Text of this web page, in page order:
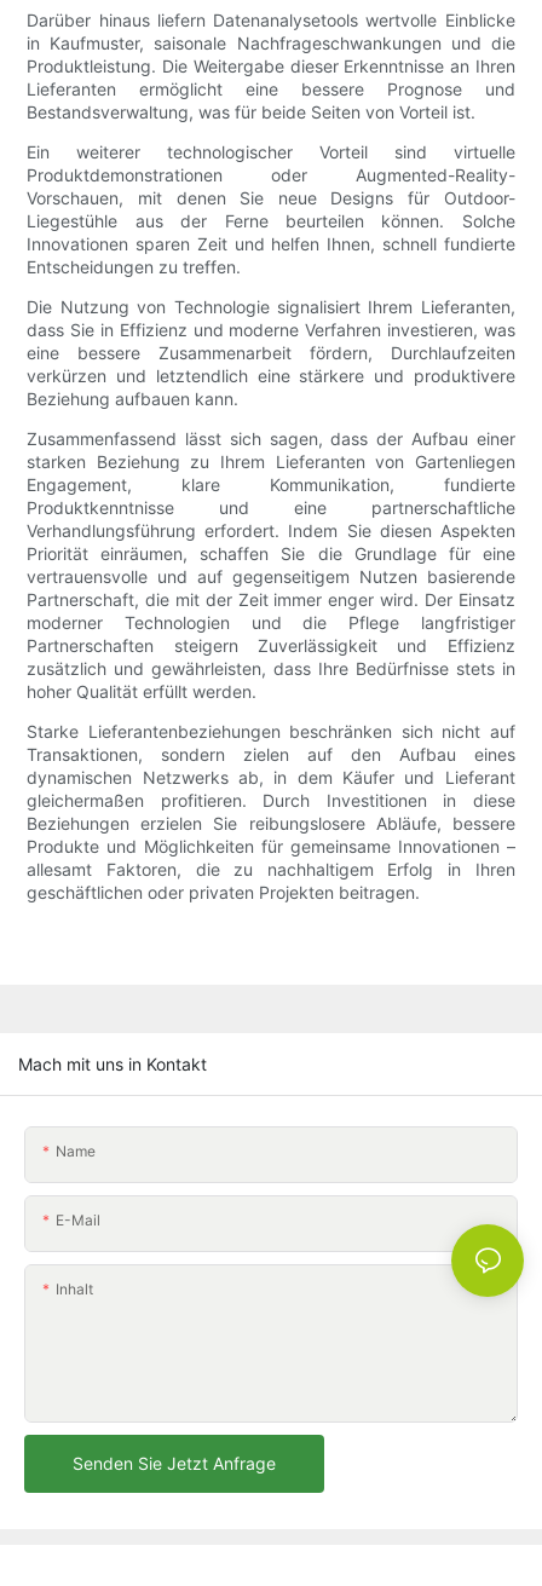
Darüber hinaus liefern Datenanalysetools wertvolle Einblicke
in Kaufmuster, saisonale Nachfrageschwankungen und die
Produktleistung. Die Weitergabe dieser Erkenntnisse an Ihren
Lieferanten ermöglicht eine bessere Prognose und
Bestandsverwaltung, was für beide Seiten von Vorteil ist.
Ein weiterer technologischer Vorteil sind virtuelle
Produktdemonstrationen oder Augmented-Reality-
Vorschauen, mit denen Sie neue Designs für Outdoor-
Liegestühle aus der Ferne beurteilen können. Solche
Innovationen sparen Zeit und helfen Ihnen, schnell fundierte
Entscheidungen zu treffen.
Die Nutzung von Technologie signalisiert Ihrem Lieferanten,
dass Sie in Effizienz und moderne Verfahren investieren, was
eine bessere Zusammenarbeit fördern, Durchlaufzeiten
verkürzen und letztendlich eine stärkere und produktivere
Beziehung aufbauen kann.
Zusammenfassend lässt sich sagen, dass der Aufbau einer
starken Beziehung zu Ihrem Lieferanten von Gartenliegen
Engagement, klare Kommunikation, fundierte
Produktkenntnisse und eine partnerschaftliche
Verhandlungsführung erfordert. Indem Sie diesen Aspekten
Priorität einräumen, schaffen Sie die Grundlage für eine
vertrauensvolle und auf gegenseitigem Nutzen basierende
Partnerschaft, die mit der Zeit immer enger wird. Der Einsatz
moderner Technologien und die Pflege langfristiger
Partnerschaften steigern Zuverlässigkeit und Effizienz
zusätzlich und gewährleisten, dass Ihre Bedürfnisse stets in
hoher Qualität erfüllt werden.
Starke Lieferantenbeziehungen beschränken sich nicht auf
Transaktionen, sondern zielen auf den Aufbau eines
dynamischen Netzwerks ab, in dem Käufer und Lieferant
gleichermaßen profitieren. Durch Investitionen in diese
Beziehungen erzielen Sie reibungslosere Abläufe, bessere
Produkte und Möglichkeiten für gemeinsame Innovationen –
allesamt Faktoren, die zu nachhaltigem Erfolg in Ihren
geschäftlichen oder privaten Projekten beitragen.
Mach mit uns in Kontakt
Name
E-Mail
Inhalt
Senden Sie Jetzt Anfrage